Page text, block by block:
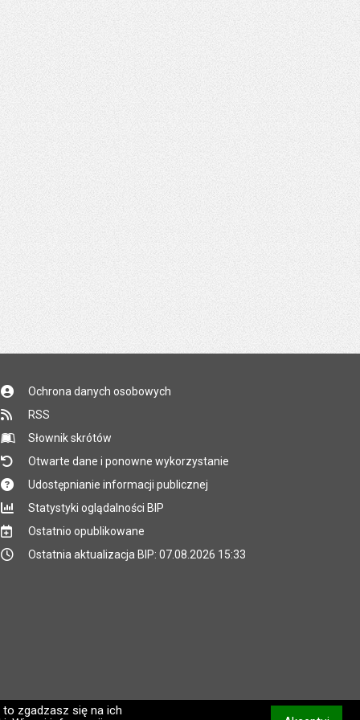
zgadzasz się na ich
Ochrona danych osobowych
RSS
Słownik skrótów
Otwarte dane i ponowne wykorzystanie
Udostępnianie informacji publicznej
Statystyki oglądalności BIP
Ostatnio opublikowane
Ostatnia aktualizacja BIP: 07.08.2026 15:33